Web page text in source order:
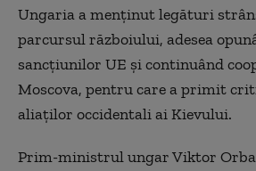
Ungaria a menţinut legături
parcursul războiului, adesea
sancţiunilor UE şi continuând
Moscova, pentru care a primit
aliaţilor occidentali ai Kievului.
Prim-ministrul ungar Viktor